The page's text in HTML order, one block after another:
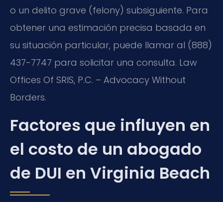
o un delito grave (felony) subsiguiente. Para
obtener una estimación precisa basada en
su situación particular, puede llamar al (888)
437-7747 para solicitar una consulta. Law
Offices Of SRIS, P.C. – Advocacy Without
Borders.
Factores que influyen en
el costo de un abogado
de DUI en Virginia Beach